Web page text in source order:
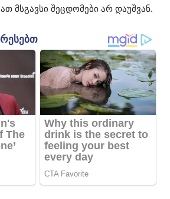
მსგავსი შეცდომები არ დაუშვან.